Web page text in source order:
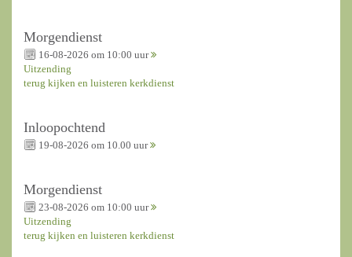
Morgendienst
16-08-2026 om 10:00 uur
Uitzending
terug kijken en luisteren kerkdienst
Inloopochtend
19-08-2026 om 10.00 uur
Morgendienst
23-08-2026 om 10:00 uur
Uitzending
terug kijken en luisteren kerkdienst